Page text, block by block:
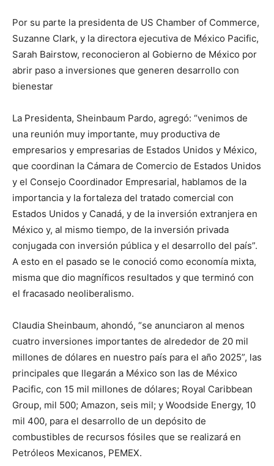
Por su parte la presidenta de US Chamber of Commerce,
Suzanne Clark, y la directora ejecutiva de México Pacific,
Sarah Bairstow, reconocieron al Gobierno de México por
abrir paso a inversiones que generen desarrollo con
bienestar
La Presidenta, Sheinbaum Pardo, agregó: “venimos de
una reunión muy importante, muy productiva de
empresarios y empresarias de Estados Unidos y México,
que coordinan la Cámara de Comercio de Estados Unidos
y el Consejo Coordinador Empresarial, hablamos de la
importancia y la fortaleza del tratado comercial con
Estados Unidos y Canadá, y de la inversión extranjera en
México y, al mismo tiempo, de la inversión privada
conjugada con inversión pública y el desarrollo del país”.
A esto en el pasado se le conoció como economía mixta,
misma que dio magníficos resultados y que terminó con
el fracasado neoliberalismo.
Claudia Sheinbaum, ahondó, “se anunciaron al menos
cuatro inversiones importantes de alrededor de 20 mil
millones de dólares en nuestro país para el año 2025”, las
principales que llegarán a México son las de México
Pacific, con 15 mil millones de dólares; Royal Caribbean
Group, mil 500; Amazon, seis mil; y Woodside Energy, 10
mil 400, para el desarrollo de un depósito de
combustibles de recursos fósiles que se realizará en
Petróleos Mexicanos, PEMEX.